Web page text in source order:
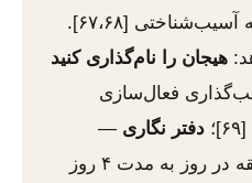
سوگ و سازگاری است، نه آسیب‌شناختی [۶۷،۶۸].
هیجان را نام‌گذاری کنید
فعال‌سازی
دفتر نگاری —
نوشتن بیانی ۱۵ تا ۲۰ دقیقه در روز به مدت ۴ روز